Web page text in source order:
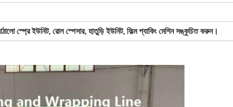
স্প্রে ইউনিট, রোল স্পেসার, হাতুড়ি ইউনিট, ফিল্ম প্যাকিং মেশিন সঙ্কুচিত করুন।